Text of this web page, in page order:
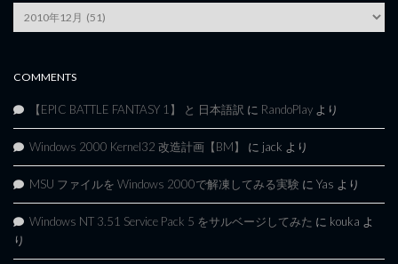
Archives
COMMENTS
【EPIC BATTLE FANTASY 1】 と 日本語訳 に RandoPlay より
Windows 2000 Kernel32 改造計画【BM】 に jack より
MSU ファイルを Windows 2000で解凍してみる実験 に Yas より
Windows NT 3.51 Service Pack 5 をサルベージしてみた に kouka よ
り